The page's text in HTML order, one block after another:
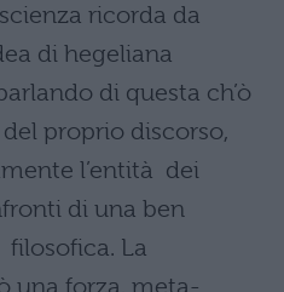
ricorda da
di hegeliana
di questa ch’ò
proprio discorso,
l’entità dei
di una ben
La